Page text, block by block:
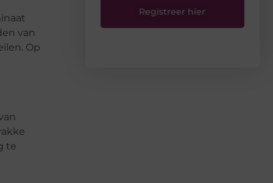
van
Op
te
Registreer hier